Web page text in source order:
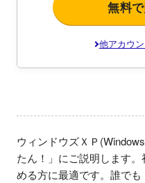
無料
他アカウ
ウィンドウズＸＰ
たん！」にご説明します
める方に最適です。誰で